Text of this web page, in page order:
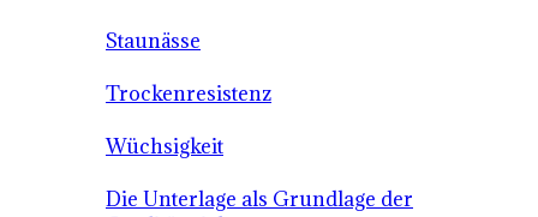
Staunässe
Trockenresistenz
Wüchsigkeit
Die Unterlage als Grundlage der